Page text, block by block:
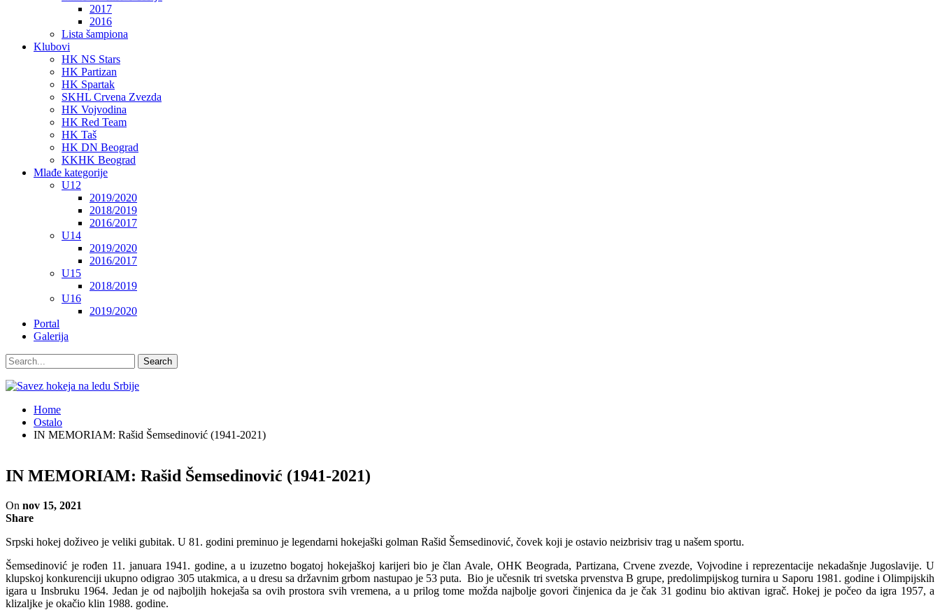
2017
2016
Lista šampiona
Klubovi
HK NS Stars
HK Partizan
HK Spartak
SKHL Crvena Zvezda
HK Vojvodina
HK Red Team
HK Taš
HK DN Beograd
KKHK Beograd
Mlađe kategorije
U12
2019/2020
2018/2019
2016/2017
U14
2019/2020
2016/2017
U15
2018/2019
U16
2019/2020
Portal
Galerija
Home
Ostalo
IN MEMORIAM: Rašid Šemsedinović (1941-2021)
IN MEMORIAM: Rašid Šemsedinović (1941-2021)
On nov 15, 2021
Share
Srpski hokej doživeo je veliki gubitak. U 81. godini preminuo je legendarni hokejaški golman Rašid Šemsedinović, čovek koji je ostavio neizbrisiv trag u našem sportu.
Šemsedinović je rođen 11. januara 1941. godine, a u izuzetno bogatoj hokejaškoj karijeri bio je član Avale, OHK Beograda, Partizana, Crvene zvezde, Vojvodine i reprezentacije nekadašnje Jugoslavije. U
klupskoj konkurenciji ukupno odigrao 305 utakmica, a u dresu sa državnim grbom nastupao je 53 puta. Bio je učesnik tri svetska prvenstva B grupe, predolimpijskog turnira u Saporu 1981. godine i Olimpijskih
igara u Insbruku 1964. Jedan je od najboljih hokejaša sa ovih prostora svih vremena, a u prilog tome možda najbolje govori činjenica da je čak 31 godinu bio aktivan igrač. Hokej je počeo da igra 1957, a
klizaljke je okačio klin 1988. godine.